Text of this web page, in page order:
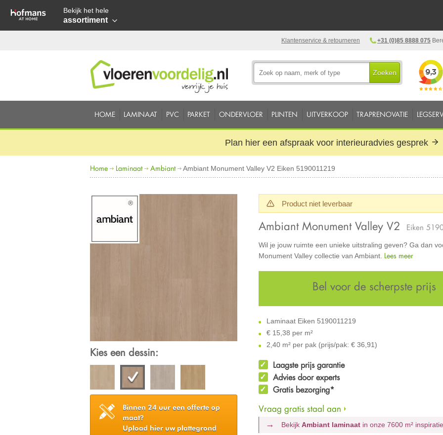
Bekijk het hele
assortiment
+31 (0)85 8888 075
Klantenservice & retourneren
Zoeken
HOME LAMINAAT PVC PARKET ONDERVLOER PLINTEN UITVERKOOP TRAPRENOVATIE
Plan hier een afspraak voor interieuradvies gesprek
Home Laminaat Ambiant Ambiant Monument Valley V2 Eiken 5190011219
Kies een dessin:
Binnen 24 uur een offerte op
maat?
Upload hier uw plattegrond
Product niet leverbaar
Ambiant Monument Valley V2 Eiken
Wil je jouw ruimte een unieke uitstraling geven? Ga dan
Monument Valley collectie van Ambiant. Lees meer
Bel voor de scherpste prijs
Laminaat Eiken 5190011219
€ 15,38 per m²
2,40 m² per pak (prijs/pak: € 36,91)
Laagste prijs garantie
Advies door experts
Gratis bezorging*
Vraag gratis staal aan
BekijkAmbiant laminaat in onze 7600 m²